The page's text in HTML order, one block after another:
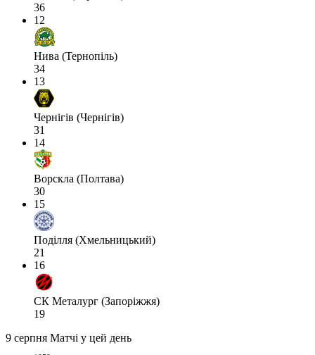
36
12
Нива (Тернопіль)
34
13
Чернігів (Чернігів)
31
14
Ворскла (Полтава)
30
15
Поділля (Хмельницький)
21
16
СК Металург (Запоріжжя)
19
9 серпня Матчі у цей день